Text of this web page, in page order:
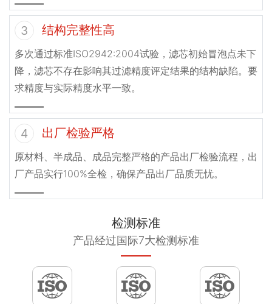
3 结构完整性高
多次通过标准ISO2942:2004试验，滤芯初始冒泡点未下
降，滤芯不存在影响其过滤精度评定结果的结构缺陷。要
求精度与实际精度水平一致。
4 出厂检验严格
原材料、半成品、成品完整严格的产品出厂检验流程，出
厂产品实行100%全检，确保产品出厂品质无忧。
检测标准
产品经过国际7大检测标准